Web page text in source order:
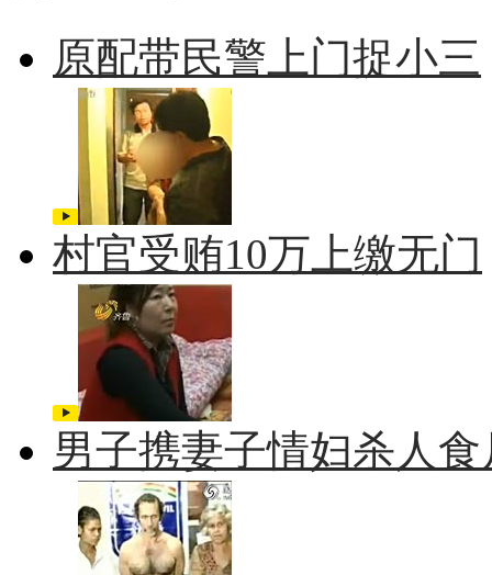
原配带民警上门捉小三
村官受贿10万上缴无门
男子携妻子情妇杀人食